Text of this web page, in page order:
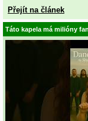
Přejít na článek
Táto kapela má milióny